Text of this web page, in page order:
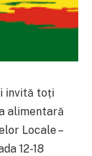
invită toți
alimentară
Locale –
12-18